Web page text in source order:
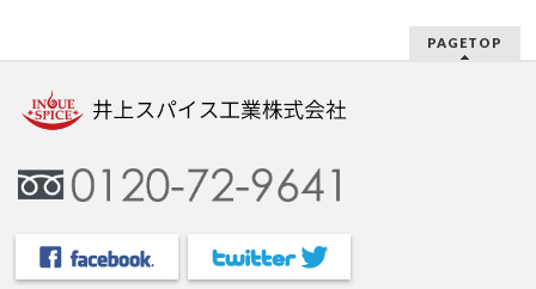
PAGETOP